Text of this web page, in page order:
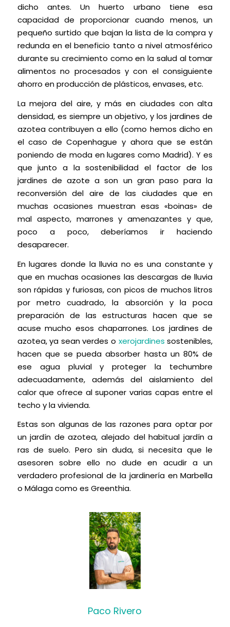
dicho antes. Un huerto urbano tiene esa
capacidad de proporcionar cuando menos, un
pequeño surtido que bajan la lista de la compra y
redunda en el beneficio tanto a nivel atmosférico
durante su crecimiento como en la salud al tomar
alimentos no procesados y con el consiguiente
ahorro en producción de plásticos, envases, etc.
La mejora del aire, y más en ciudades con alta
densidad, es siempre un objetivo, y los jardines de
azotea contribuyen a ello (como hemos dicho en
el caso de Copenhague y ahora que se están
poniendo de moda en lugares como Madrid). Y es
que junto a la sostenibilidad el factor de los
jardines de azote a son un gran paso para la
reconversión del aire de las ciudades que en
muchas ocasiones muestran esas «boinas» de
mal aspecto, marrones y amenazantes y que,
poco a poco, deberíamos ir haciendo
desaparecer.
En lugares donde la lluvia no es una constante y
que en muchas ocasiones las descargas de lluvia
son rápidas y furiosas, con picos de muchos litros
por metro cuadrado, la absorción y la poca
preparación de las estructuras hacen que se
acuse mucho esos chaparrones. Los jardines de
azotea, ya sean verdes o xerojardines sostenibles,
hacen que se pueda absorber hasta un 80% de
ese agua pluvial y proteger la techumbre
adecuadamente, además del aislamiento del
calor que ofrece al suponer varias capas entre el
techo y la vivienda.
Estas son algunas de las razones para optar por
un jardín de azotea, alejado del habitual jardín a
ras de suelo. Pero sin duda, si necesita que le
asesoren sobre ello no dude en acudir a un
verdadero profesional de la jardinería en Marbella
o Málaga como es Greenthia.
Paco Rivero